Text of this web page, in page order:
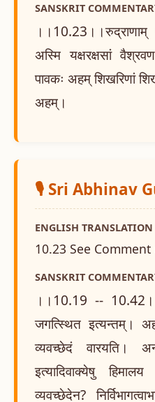
SANSKRIT
अस्मि यक्षरक्षसां
पावकः अहम् शिखरिणां
अहम्।
🎙️ Sri Abhinav
ENGLISH TRANSLATION
10.23 See
SANSKRIT
।।10.19 --
जगत्स्थित इत्यन्तम्।
व्यवच्छेदं वारयति।
इत्यादिवाक्येषु
व्यवच्छेदेन?